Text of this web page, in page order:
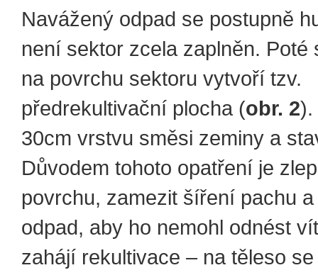
Navážený odpad se postupně
není sektor zcela zaplněn. Poté
na povrchu sektoru vytvoří tzv.
předrekultivační plocha (obr. 2).
30cm vrstvu směsi zeminy a
Důvodem tohoto opatření je
povrchu, zamezit šíření pachu
odpad, aby ho nemohl odnést
zahájí rekultivace – na těleso